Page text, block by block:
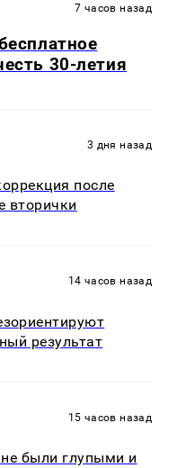
7 часов назад
30-летия
3 дня назад
после
вторички
14 часов назад
результат
15 часов назад
были глупыми и